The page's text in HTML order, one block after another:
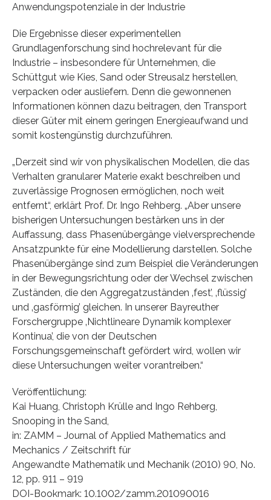
Anwendungspotenziale in der Industrie
Die Ergebnisse dieser experimentellen
Grundlagenforschung sind hochrelevant für die
Industrie – insbesondere für Unternehmen, die
Schüttgut wie Kies, Sand oder Streusalz herstellen,
verpacken oder ausliefern. Denn die gewonnenen
Informationen können dazu beitragen, den Transport
dieser Güter mit einem geringen Energieaufwand und
somit kostengünstig durchzuführen.
„Derzeit sind wir von physikalischen Modellen, die das
Verhalten granularer Materie exakt beschreiben und
zuverlässige Prognosen ermöglichen, noch weit
entfernt“, erklärt Prof. Dr. Ingo Rehberg. „Aber unsere
bisherigen Untersuchungen bestärken uns in der
Auffassung, dass Phasenübergänge vielversprechende
Ansatzpunkte für eine Modellierung darstellen. Solche
Phasenübergänge sind zum Beispiel die Veränderungen
in der Bewegungsrichtung oder der Wechsel zwischen
Zuständen, die den Aggregatzuständen ‚fest’, ‚flüssig’
und ‚gasförmig’ gleichen. In unserer Bayreuther
Forschergruppe ‚Nichtlineare Dynamik komplexer
Kontinua’, die von der Deutschen
Forschungsgemeinschaft gefördert wird, wollen wir
diese Untersuchungen weiter vorantreiben.“
Veröffentlichung:
Kai Huang, Christoph Krülle and Ingo Rehberg,
Snooping in the Sand,
in: ZAMM – Journal of Applied Mathematics and
Mechanics / Zeitschrift für
Angewandte Mathematik und Mechanik (2010) 90, No.
12, pp. 911 – 919
DOI-Bookmark: 10.1002/zamm.201090016